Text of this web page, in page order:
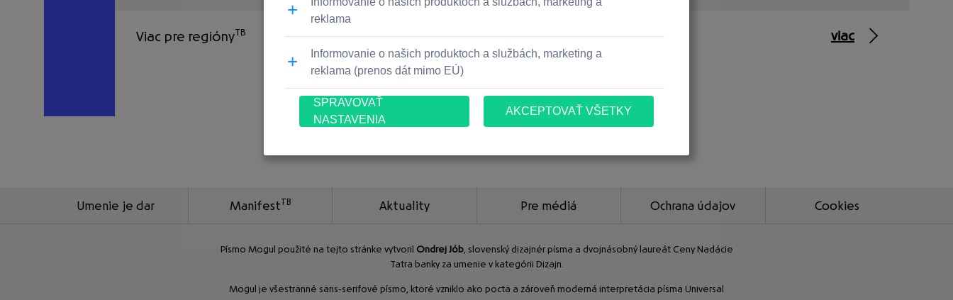
Viac pre regiónyTB viac
Umenie je dar ManifestTB Aktuality Pre médiá Ochrana údajov Cookies
Písmo Mogul použité na tejto stránke vytvoril Ondrej Jób, slovenský dizajnér písma a dvojnásobný laureát Ceny Nadácie
Tatra banky za umenie v kategórii Dizajn.
Mogul je všestranné sans-serifové písmo, ktoré vzniklo ako pocta a zároveň moderná interpretácia písma Universal